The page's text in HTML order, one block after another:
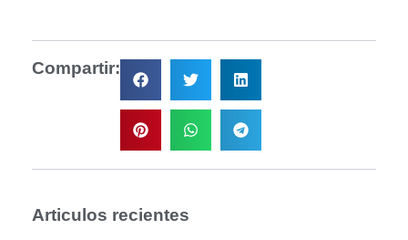
Compartir:
Articulos recientes